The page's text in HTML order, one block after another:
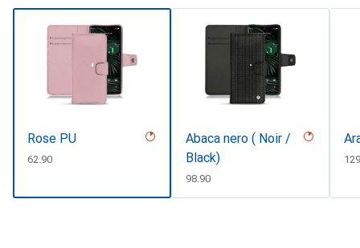
Rose PU
CHF
62.90
Abaca nero ( Noir /
Black)
CHF
98.90